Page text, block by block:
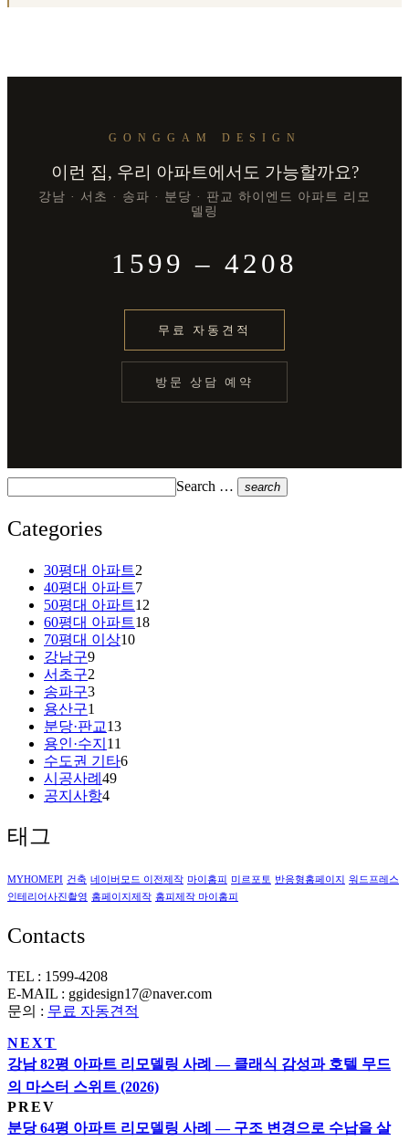
GONGGAM DESIGN
이런 집, 우리 아파트에서도 가능할까요?
강남 · 서초 · 송파 · 분당 · 판교 하이엔드 아파트 리모
델링
1599 – 4208
무료 자동견적
방문 상담 예약
Search … search
Categories
30평대 아파트2
40평대 아파트7
50평대 아파트12
60평대 아파트18
70평대 이상10
강남구9
서초구2
송파구3
용산구1
분당·판교13
용인·수지 11
수도권 기타6
시공사례 49
공지사항4
태그
MYHOMEPI 건축 네이버모드 이전제작 마이홈피 미르포토 반응형홈페이지
워드프레스
인테리어사진촬영 홈페이지제작 홈피제작 마이홈피
Contacts
TEL : 1599-4208
E-MAIL : ggidesign17@naver.com
문의 : 무료 자동견적
NEXT
강남 82평 아파트 리모델링 사례 — 클래식 감성과 호텔 무드
의 마스터 스위트 (2026)
PREV
분당 64평 아파트 리모델링 사례 — 구조 변경으로 수납을 살